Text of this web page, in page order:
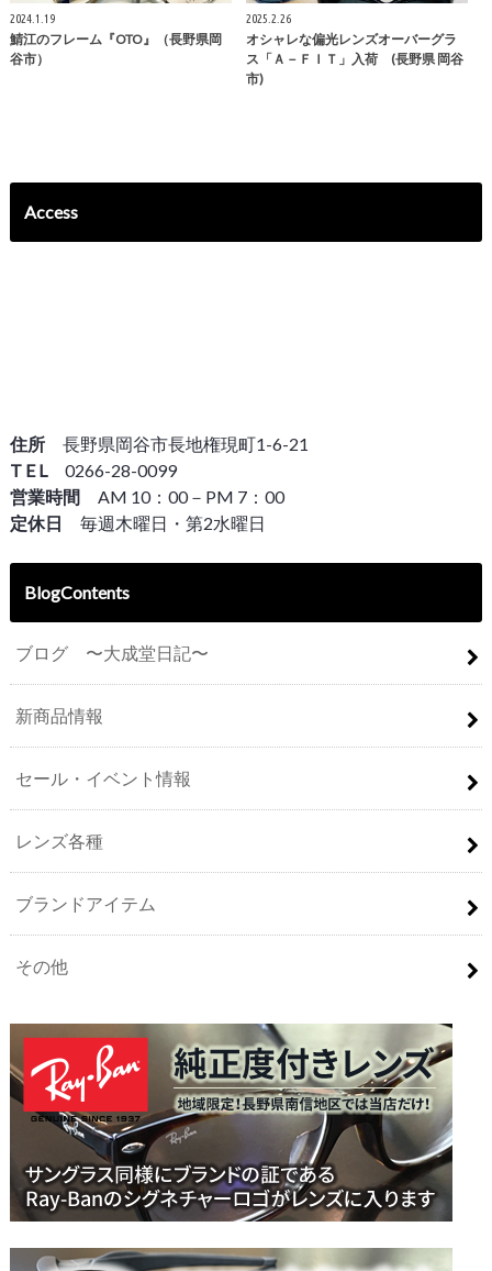
2024.1.19
鯖江のフレーム『OTO』（長野県岡
谷市）
2025.2.26
オシャレな偏光レンズオーバーグラ
ス「Ａ－ＦＩＴ」入荷 (長野県 岡谷
市)
Access
住所 長野県岡谷市長地権現町1-6-21
T E L 0266-28-0099
営業時間 AM 10：00－PM 7：00
定休日
毎週木曜日・第2水曜日
BlogContents
ブログ 〜大成堂日記〜
新商品情報
セール・イベント情報
レンズ各種
ブランドアイテム
その他